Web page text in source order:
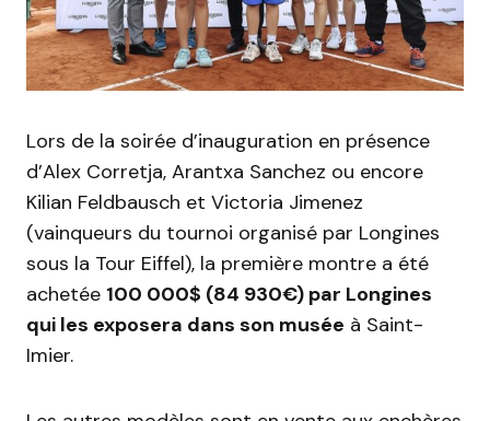
Lors de la soirée d’inauguration en présence
d’Alex Corretja, Arantxa Sanchez ou encore
Kilian Feldbausch et Victoria Jimenez
(vainqueurs du tournoi organisé par Longines
sous la Tour Eiffel), la première montre a été
achetée 100 000$ (84 930€) par Longines
qui les exposera dans son musée à Saint-
Imier.